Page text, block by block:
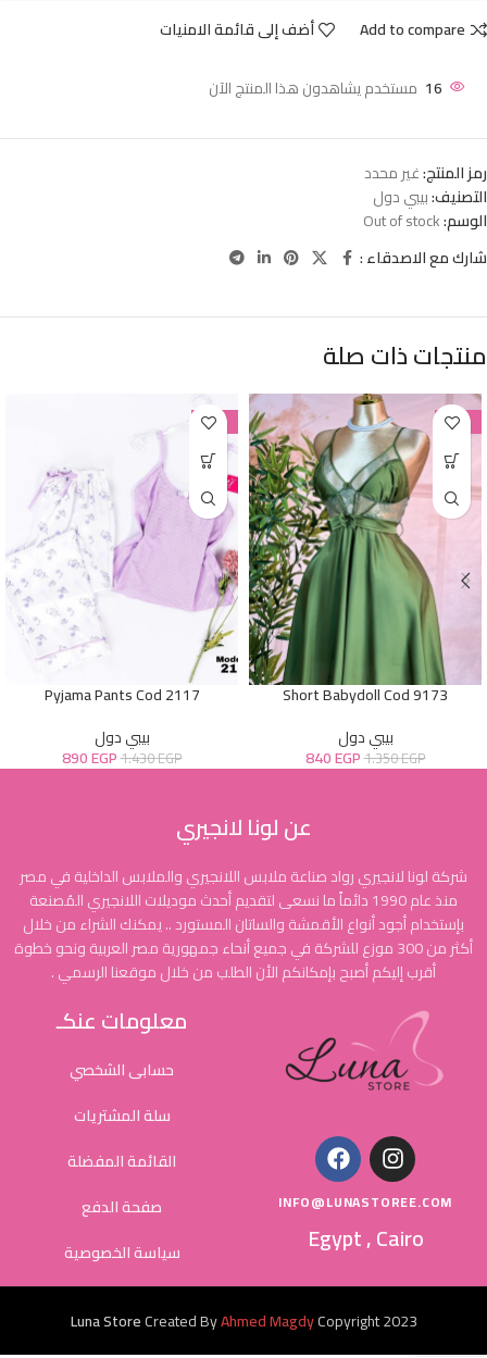
Add to compare
أضف إلى قائمة الامنيات
16 مستخدم يشاهدون هذا المنتج الآن
رمز المنتج:غير محدد
التصنيف:بيبي دول
الوسم:Out of stock
شارك مع الاصدقاء :
منتجات ذات صلة
-38%
Short Babydoll Cod 9173
بيبي دول
1.350EGP
840EGP
-38%
Pyjama Pants Cod 2117
بيبي دول
1.430EGP
890EGP
عن لونا لانجيري
شركة لونا لانجيري رواد صناعة ملابس اللانجيري والملابس الداخلية في مصر
منذ عام 1990 دائماً ما نسعى لتقديم أحدث موديلات اللانجيري المُصنعة
بإستخدام أجود أنواع الأقمشة والساتان المستورد .. يمكنك الشراء من خلال
أكثر من 300 موزع للشركة في جميع أنحاء جمهورية مصر العربية ونحو خطوة
أقرب إليكم أصبح بإمكانكم الأن الطلب من خلال موقعنا الرسمي .
INFO@LUNASTOREE.COM
Egypt , Cairo
معلومات عنكـ
حسابى الشخصي
سلة المشتريات
القائمة المفضلة
صفحة الدفع
سياسة الخصوصية
Luna StoreCreated ByAhmed MagdyCopyright2023